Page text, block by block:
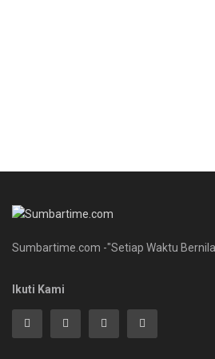
Sumbartime.com -"Setiap Waktu
Ikuti Kami